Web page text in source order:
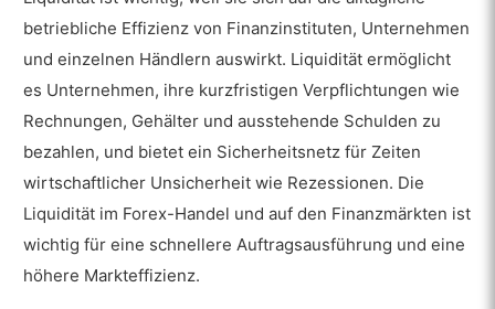
betriebliche Effizienz von Finanzinstituten, Unternehmen
und einzelnen Händlern auswirkt. Liquidität ermöglicht
es Unternehmen, ihre kurzfristigen Verpflichtungen wie
Rechnungen, Gehälter und ausstehende Schulden zu
bezahlen, und bietet ein Sicherheitsnetz für Zeiten
wirtschaftlicher Unsicherheit wie Rezessionen. Die
Liquidität im Forex-Handel und auf den Finanzmärkten ist
wichtig für eine schnellere Auftragsausführung und eine
höhere Markteffizienz.